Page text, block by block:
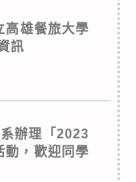
高雄餐旅大學
訊
辦理「2023
動，歡迎同學